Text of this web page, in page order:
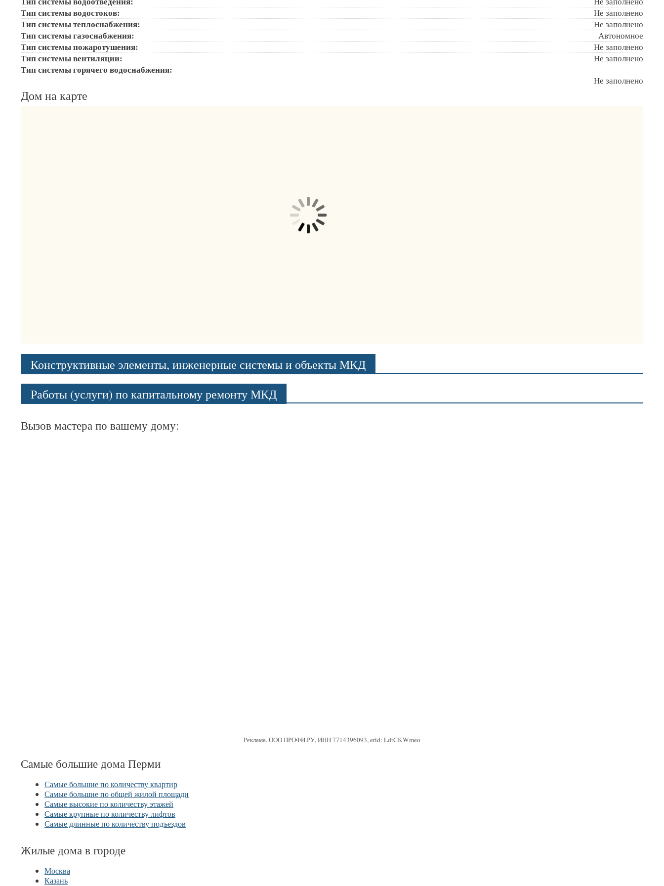
Тип системы водостоков: Не заполнено
Тип системы теплоснабжения: Не заполнено
Тип системы газоснабжения: Автономное
Тип системы пожаротушения: Не заполнено
Тип системы вентиляции: Не заполнено
Тип системы горячего водоснабжения:
Не заполнено
Дом на карте
Конструктивные элементы, инженерные системы и объекты МКД
Работы (услуги) по капитальному ремонту МКД
Вызов мастера по вашему дому:
Реклама. ООО ПРОФИ.РУ, ИНН 7714396093, erid: LdtCKWmeo
Самые большие дома Перми
Самые большие по количеству квартир
Самые большие по общей жилой площади
Самые высокие по количеству этажей
Самые крупные по количеству лифтов
Самые длинные по количеству подъездов
Жилые дома в городе
Москва
Казань